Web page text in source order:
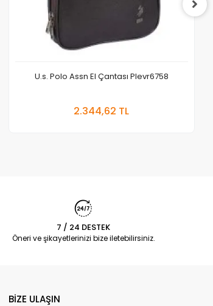
U.s. Polo Assn El Çantası Plevr6758
2.344,62 TL
7 / 24 DESTEK
Öneri ve şikayetlerinizi bize iletebilirsiniz.
BİZE ULAŞIN